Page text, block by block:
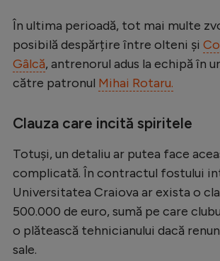
Stranieri
Clasamente
Tenis
Handbal
Natație
Formula 1
Gimnastică
În ultima perioadă, tot mai multe
posibilă despărțire între olteni și
Gâlcă, antrenorul adus la echipă în
către patronul Mihai Rotaru.
Clauza care incită spiritele
Totuși, un detaliu ar putea face
complicată. În contractul fostului
Universitatea Craiova ar exista o
500.000 de euro, sumă pe care
o plătească tehnicianului dacă
sale.